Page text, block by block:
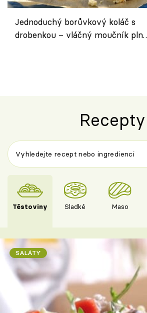
Jednoduchý borůvkový koláč s
drobenkou – vláčný moučník plný
Recepty
Těstoviny Sladké Maso
SALÁTY